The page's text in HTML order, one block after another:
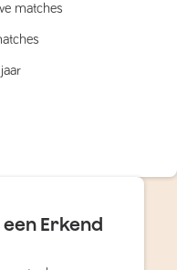
matches
Erkend